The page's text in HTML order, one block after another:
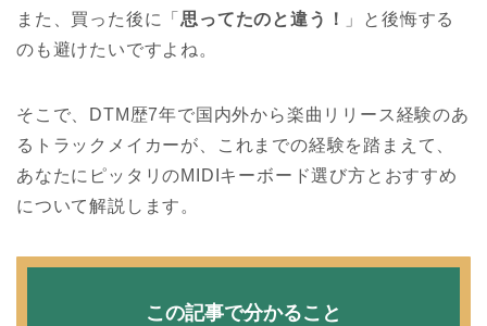
また、買った後に「思ってたのと違う！
」と後悔する
のも避けたいですよね。
そこで、DTM歴7年で国内外から楽曲リリース経験のあ
るトラックメイカーが、これまでの経験を踏まえて、
あなたにピッタリのMIDIキーボード選び方とおすすめ
について解説します。
この記事で分かること